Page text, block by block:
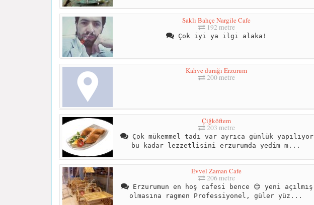
Saklı Bahçe Nargile Cafe
192 metre
Çok iyi ya ilgi alaka!
Kahve durağı Erzurum
200 metre
Çiğköftem
203 metre
Çok mükemmel tadı var ayrıca günlük yapılıyor
bu kadar lezzetlisini erzurumda yedim m...
Evvel Zaman Cafe
206 metre
Erzurumun en hoş cafesi bence 😊 yeni açılmış
olmasına ragmen Professiyonel, güler yüz...